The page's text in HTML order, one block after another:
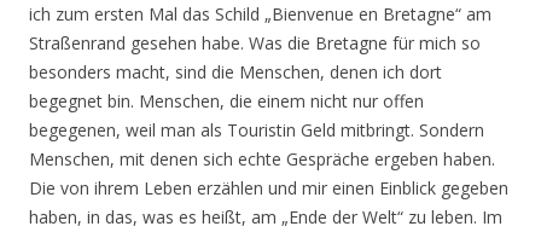
ich zum ersten Mal das Schild „Bienvenue en Bretagne“ am
Straßenrand gesehen habe. Was die Bretagne für mich so
besonders macht, sind die Menschen, denen ich dort
begegnet bin. Menschen, die einem nicht nur offen
begegenen, weil man als Touristin Geld mitbringt. Sondern
Menschen, mit denen sich echte Gespräche ergeben haben.
Die von ihrem Leben erzählen und mir einen Einblick gegeben
haben, in das, was es heißt, am „Ende der Welt“ zu leben. Im